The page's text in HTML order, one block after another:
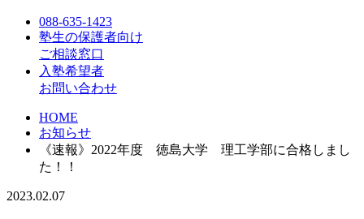
088-635-1423
塾生の保護者向け
ご相談窓口
入塾希望者
お問い合わせ
HOME
お知らせ
《速報》2022年度 徳島大学 理工学部に合格しまし
た！！
2023.02.07